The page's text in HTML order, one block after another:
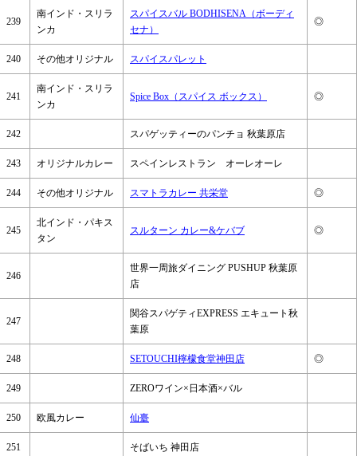
239
南インド・スリラ
ンカ
スパイスバル BODHISENA（ボーディ
セナ）
◎
240 その他オリジナル スパイスパレット
241
南インド・スリラ
ンカ
Spice Box（スパイス ボックス） ◎
242 スパゲッティーのパンチョ 秋葉原店
243 オリジナルカレー スペインレストラン オーレオーレ
244 その他オリジナル スマトラカレー 共栄堂 ◎
245
北インド・パキス
タン
スルターン カレー&ケバブ ◎
246
世界一周旅ダイニング PUSHUP 秋葉原
店
247
関谷スパゲティEXPRESS エキュート秋
葉原
248 SETOUCHI檸檬食堂神田店 ◎
249 ZEROワイン×日本酒×バル
250 欧風カレー 仙臺
251 そばいち 神田店